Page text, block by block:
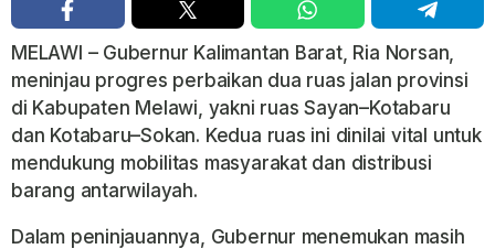
MELAWI – Gubernur Kalimantan Barat, Ria Norsan,
meninjau progres perbaikan dua ruas jalan provinsi
di Kabupaten Melawi, yakni ruas Sayan–Kotabaru
dan Kotabaru–Sokan. Kedua ruas ini dinilai vital untuk
mendukung mobilitas masyarakat dan distribusi
barang antarwilayah.
Dalam peninjauannya, Gubernur menemukan masih